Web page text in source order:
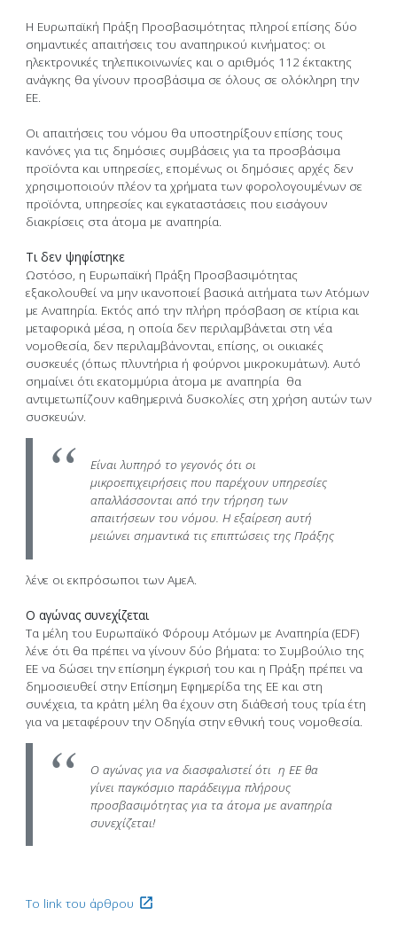
Η Ευρωπαϊκή Πράξη Προσβασιμότητας πληροί επίσης δύο
σημαντικές απαιτήσεις του αναπηρικού κινήματος: οι
ηλεκτρονικές τηλεπικοινωνίες και ο αριθμός 112 έκτακτης
ανάγκης θα γίνουν προσβάσιμα σε όλους σε ολόκληρη την
ΕΕ.
Οι απαιτήσεις του νόμου θα υποστηρίξουν επίσης τους
κανόνες για τις δημόσιες συμβάσεις για τα προσβάσιμα
προϊόντα και υπηρεσίες, επομένως οι δημόσιες αρχές δεν
χρησιμοποιούν πλέον τα χρήματα των φορολογουμένων σε
προϊόντα, υπηρεσίες και εγκαταστάσεις που εισάγουν
διακρίσεις στα άτομα με αναπηρία.
Τι δεν ψηφίστηκε
Ωστόσο, η Ευρωπαϊκή Πράξη Προσβασιμότητας
εξακολουθεί να μην ικανοποιεί βασικά αιτήματα των Ατόμων
με Αναπηρία. Εκτός από την πλήρη πρόσβαση σε κτίρια και
μεταφορικά μέσα, η οποία δεν περιλαμβάνεται στη νέα
νομοθεσία, δεν περιλαμβάνονται, επίσης, οι οικιακές
συσκευές (όπως πλυντήρια ή φούρνοι μικροκυμάτων). Αυτό
σημαίνει ότι εκατομμύρια άτομα με αναπηρία θα
αντιμετωπίζουν καθημερινά δυσκολίες στη χρήση αυτών των
συσκευών.
Είναι λυπηρό το γεγονός ότι οι
μικροεπιχειρήσεις που παρέχουν υπηρεσίες
απαλλάσσονται από την τήρηση των
απαιτήσεων του νόμου. Η εξαίρεση αυτή
μειώνει σημαντικά τις επιπτώσεις της Πράξης
λένε οι εκπρόσωποι των ΑμεΑ.
Ο αγώνας συνεχίζεται
Τα μέλη του Ευρωπαϊκό Φόρουμ Ατόμων με Αναπηρία (EDF)
λένε ότι θα πρέπει να γίνουν δύο βήματα: το Συμβούλιο της
ΕΕ να δώσει την επίσημη έγκρισή του και η Πράξη πρέπει να
δημοσιευθεί στην Επίσημη Εφημερίδα της ΕΕ και στη
συνέχεια, τα κράτη μέλη θα έχουν στη διάθεσή τους τρία έτη
για να μεταφέρουν την Οδηγία στην εθνική τους νομοθεσία.
Ο αγώνας για να διασφαλιστεί ότι η ΕΕ θα
γίνει παγκόσμιο παράδειγμα πλήρους
προσβασιμότητας για τα άτομα με αναπηρία
συνεχίζεται!
Το link του άρθρου